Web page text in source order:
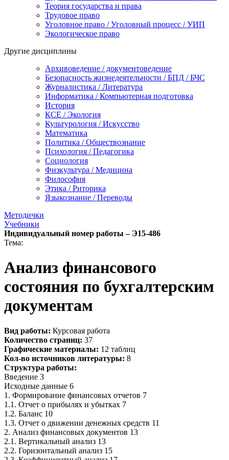
Теория государства и права
Трудовое право
Уголовное право / Уголовный процесс / УИП
Экологическое право
Другие дисциплины
Архивоведение / документоведение
Безопасность жизнедеятельности / БПД / БЧС
Журналистика / Литература
Информатика / Компьютерная подготовка
История
КСЕ / Экология
Культурология / Искусство
Математика
Политика / Обществознание
Психология / Педагогика
Социология
Физкультура / Медицина
Философия
Этика / Риторика
Языкознание / Переводы
Методички
Учебники
Индивидуальный номер работы – Э15-486
Тема:
Анализ финансового
состояния по бухгалтерским
документам
Вид работы: Курсовая работа
Количество страниц: 37
Графические материалы: 12 таблиц
Кол-во источников литературы: 8
Структура работы:
Введение 3
Исходные данные 6
1. Формирование финансовых отчетов 7
1.1. Отчет о прибылях и убытках 7
1.2. Баланс 10
1.3. Отчет о движении денежных средств 11
2. Анализ финансовых документов 13
2.1. Вертикальный анализ 13
2.2. Горизонтальный анализ 15